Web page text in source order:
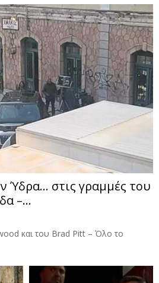
Ύδρα… στις γραμμές του
–...
και του Brad Pitt – Όλο το